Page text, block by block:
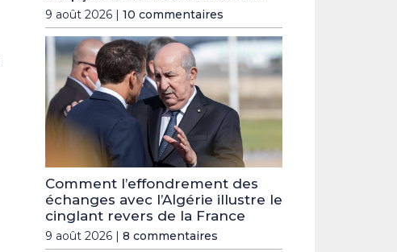
9 août 2026 | 10 commentaires
Comment l’effondrement des
échanges avec l’Algérie illustre le
cinglant revers de la France
9 août 2026 | 8 commentaires